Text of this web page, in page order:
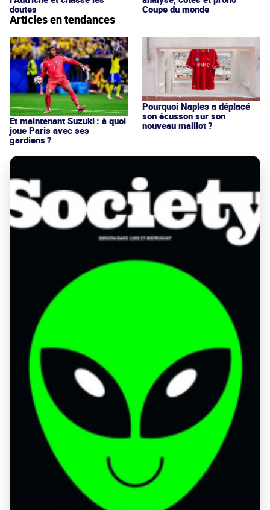
doutes
Coupe du monde
Articles en tendances
Et maintenant Suzuki : à quoi
joue Paris avec ses
gardiens ?
Pourquoi Naples a déplacé
son écusson sur son
nouveau maillot ?